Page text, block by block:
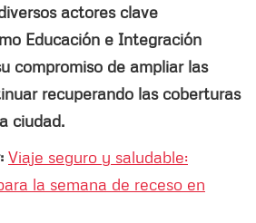
actores clave
Educación e Integración
compromiso de ampliar las
recuperando las coberturas
ciudad.
Viaje seguro y saludable:
la semana de receso en